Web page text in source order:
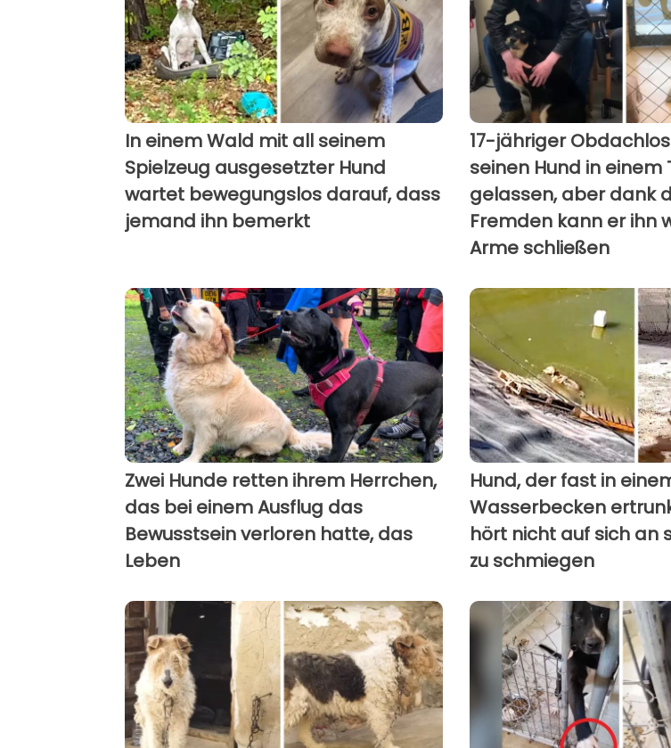
In einem Wald mit all seinem
Spielzeug ausgesetzter Hund
wartet bewegungslos darauf, dass
jemand ihn bemerkt
17-jähriger
seinen Hund in einem
gelassen, aber dank
Fremden kann er ihn
Arme schließen
Zwei Hunde retten ihrem Herrchen,
das bei einem Ausflug das
Bewusstsein verloren hatte, das
Leben
Hund, der fast in
Wasserbecken
hört nicht auf sich an
zu schmiegen